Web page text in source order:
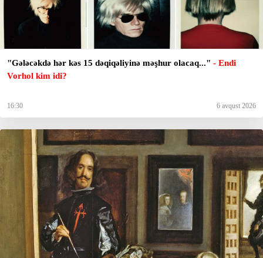
"Gələcəkdə hər kəs 15 dəqiqəliyinə məşhur olacaq..." - Endi
Vorhol kim idi?
16:30 6 avqust 2026